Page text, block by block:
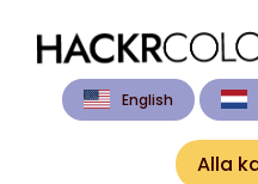
English
Search
Alla